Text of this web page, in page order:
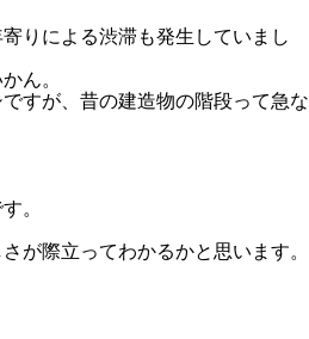
りによる渋滞も発生していまし
ん。
すが、昔の建造物の階段って急な
。
が際立ってわかるかと思います。